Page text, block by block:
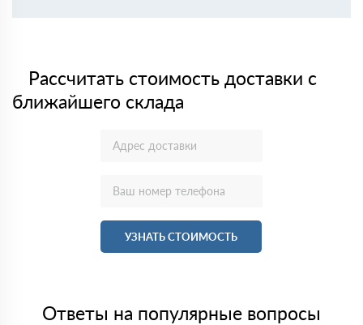
Рассчитать стоимость доставки с
ближайшего склада
УЗНАТЬ СТОИМОСТЬ
Ответы на популярные вопросы